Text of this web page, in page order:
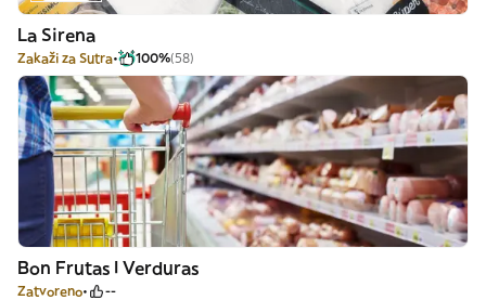
La Sirena
Zakaži za Sutra 100%(58)
Bon Frutas I Verduras
Zatvoreno --